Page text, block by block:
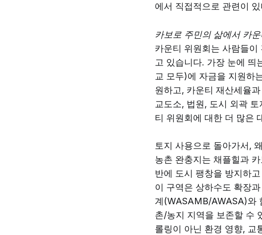
에서 직접적으로 관련이
카보로 주민의 삶에서 카
카운티 위원회는 사람들
고 있습니다. 가장 눈에 띄
교 모두)에 자금을 지원하
원하고, 카운티 재산세율
교도소, 법원, 도시 외곽
티 위원회에 대한 더 많은
토지 사용으로 돌아가서,
농촌 완충지는 채플힐과
반에 도시 팽창을 방지하
이 구역은 상하수도 확장
계(WASAMB/AWASA)와
촌/농지 지역을 보존할 수
롤링이 아닌 환경 영향, 교